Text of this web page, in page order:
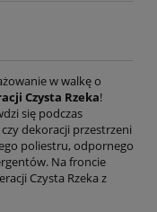
w walkę o
Czysta Rzeka!
się podczas
dekoracji przestrzeni
poliestru, odpornego
Na froncie
Czysta Rzeka z